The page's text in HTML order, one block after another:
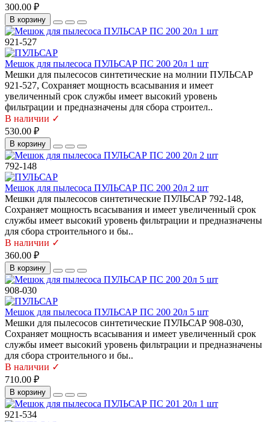
300.00 ₽
В корзину
921-527
Мешок для пылесоса ПУЛЬСАР ПС 200 20л 1 шт
Мешки для пылесосов синтетические на молнии ПУЛЬСАР
921-527, Сохраняет мощность всасывания и имеет
увеличенный срок службы имеет высокий уровень
фильтрации и предназначены для сбора строител..
В наличии ✓
530.00 ₽
В корзину
792-148
Мешок для пылесоса ПУЛЬСАР ПС 200 20л 2 шт
Мешки для пылесосов синтетические ПУЛЬСАР 792-148,
Сохраняет мощность всасывания и имеет увеличенный срок
службы имеет высокий уровень фильтрации и предназначены
для сбора строительного и бы..
В наличии ✓
360.00 ₽
В корзину
908-030
Мешок для пылесоса ПУЛЬСАР ПС 200 20л 5 шт
Мешки для пылесосов синтетические ПУЛЬСАР 908-030,
Сохраняет мощность всасывания и имеет увеличенный срок
службы имеет высокий уровень фильтрации и предназначены
для сбора строительного и бы..
В наличии ✓
710.00 ₽
В корзину
921-534